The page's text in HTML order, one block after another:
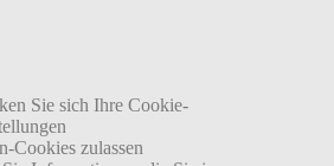
Sie sich Ihre Cookie-
Cookies zulassen